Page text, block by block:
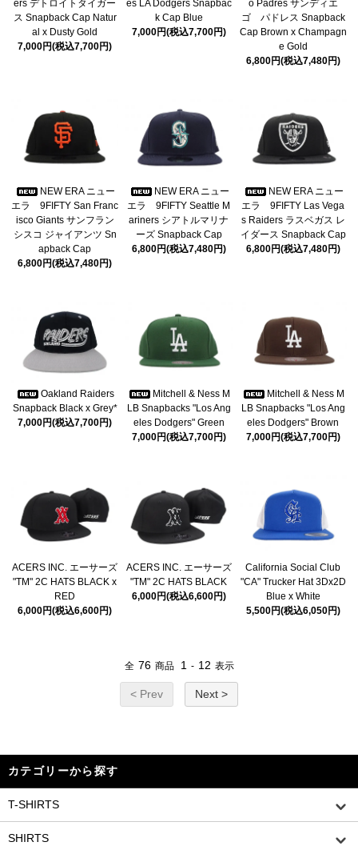
ers デトロイトタイガー
ス Snapback Cap Natur
al x Dusty Gold
7,000円(税込7,700円)
es LA Dodgers Snapbac
k Cap Blue
7,000円(税込7,700円)
o Padres サンディエ
ゴ パドレス Snapback
Cap Brown x Champagn
e Gold
6,800円(税込7,480円)
NEW ERA ニュー
エラ 9FIFTY San Franc
isco Giants サンフラン
シスコ ジャイアンツ Sn
apback Cap
6,800円(税込7,480円)
NEW ERA ニュー
エラ 9FIFTY Seattle M
ariners シアトルマリナ
ーズ Snapback Cap
6,800円(税込7,480円)
NEW ERA ニュー
エラ 9FIFTY Las Vega
s Raiders ラスベガス レ
イダース Snapback Cap
6,800円(税込7,480円)
Oakland Raiders
Snapback Black x Grey*
7,000円(税込7,700円)
Mitchell & Ness M
LB Snapbacks "Los Ang
eles Dodgers" Green
7,000円(税込7,700円)
Mitchell & Ness M
LB Snapbacks "Los Ang
eles Dodgers" Brown
7,000円(税込7,700円)
ACERS INC. エーサーズ
"TM" 2C HATS BLACK x
RED
6,000円(税込6,600円)
ACERS INC. エーサーズ
"TM" 2C HATS BLACK
6,000円(税込6,600円)
California Social Club
"CA" Trucker Hat 3Dx2D
Blue x White
5,500円(税込6,050円)
全 76 商品 1 - 12 表示
< Prev Next >
カテゴリーから探す
T-SHIRTS
SHIRTS